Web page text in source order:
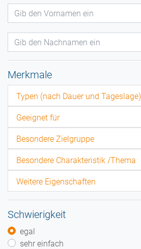
Merkmale
Typen (nach Dauer und Tageslage)
Geeignet für
Besondere Zielgruppe
Besondere Charakteristik /Thema
Weitere Eigenschaften
Schwierigkeit
egal
sehr einfach